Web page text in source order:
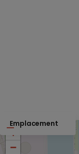
Emplacement
+
−